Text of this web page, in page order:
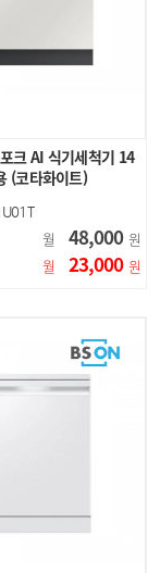
크 AI 식기세척기 14
(코타화이트)
월 48,000 원
월 23,000 원